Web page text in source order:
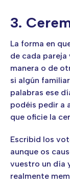
3.
La forma en
de cada pareja
manera o de
si algún
palabras ese
podéis pedir a
que oficie la
Escribid los
aunque os
vuestro un día
realmente